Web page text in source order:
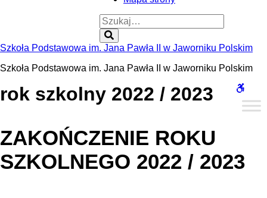
Szukaj:
Szkoła Podstawowa im. Jana Pawła II w Jaworniku Polskim
Szkoła Podstawowa im. Jana Pawła II w Jaworniku Polskim
rok szkolny 2022 / 2023
ZAKOŃCZENIE ROKU
SZKOLNEGO 2022 / 2023